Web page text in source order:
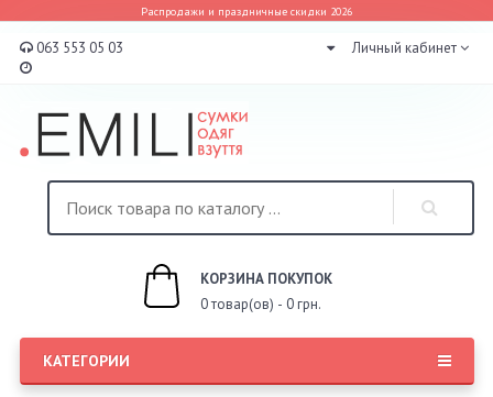
Распродажи и праздничные скидки 2026
063 553 05 03 Личный кабинет
КОРЗИНА ПОКУПОК
0 товар(ов) - 0 грн.
КАТЕГОРИИ